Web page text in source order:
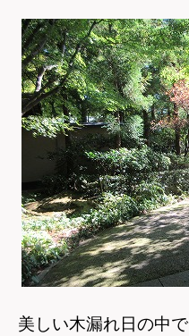
美しい木漏れ日の中で